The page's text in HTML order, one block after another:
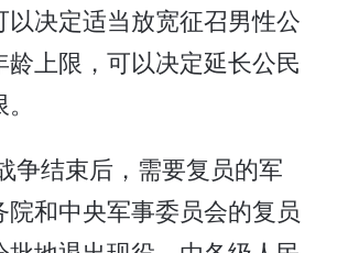
以决定适当放宽征召男性公
龄上限，可以决定延长公民
争结束后，需要复员的军
院和中央军事委员会的复员